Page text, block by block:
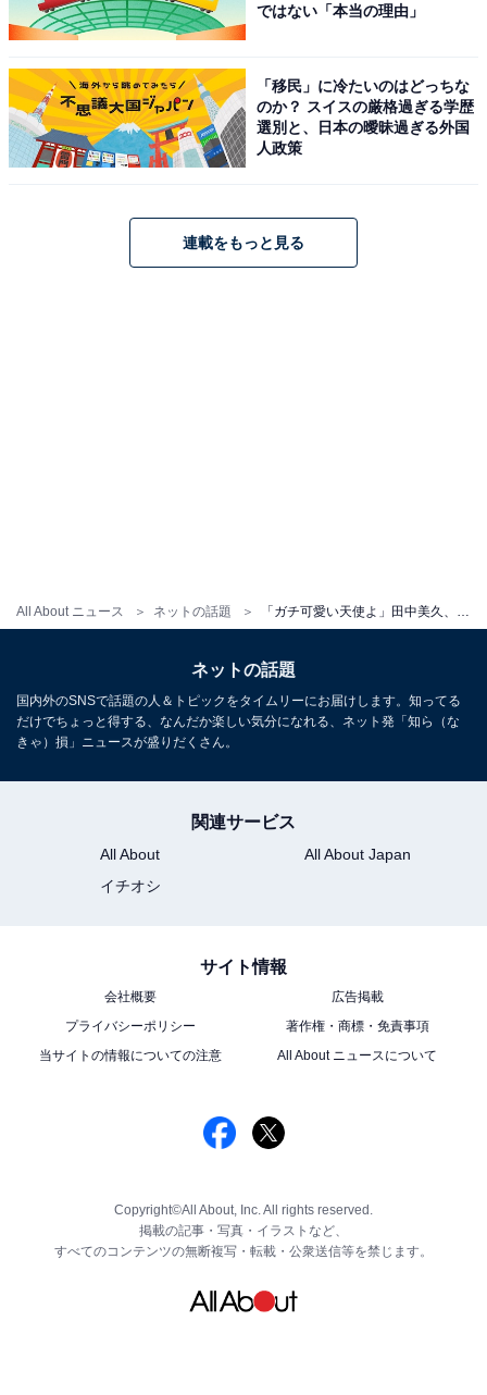
All About ニュース ネットの話題
ではない「本当の理由」
「移民」に冷たいのはどっちな
のか？ スイスの厳格過ぎる学歴
選別と、日本の曖昧過ぎる外国
人政策
連載をもっと見る
ネットの話題
国内外のSNSで話題の人＆トピックをタイムリーにお届けします。知ってる
だけでちょっと得する、なんだか楽しい気分になれる、ネット発「知ら（な
きゃ）損」ニュースが盛りだくさん。
関連サービス
All About
All About Japan
イチオシ
サイト情報
会社概要
広告掲載
プライバシーポリシー
著作権・商標・免責事項
当サイトの情報についての注意
All About ニュースについて
Copyright©All About, Inc. All rights reserved.
掲載の記事・写真・イラストなど、
すべてのコンテンツの無断複写・転載・公衆送信等を禁じます。